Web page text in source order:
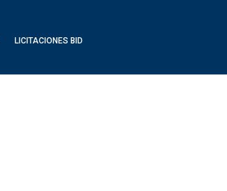
LICITACIONES BID